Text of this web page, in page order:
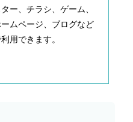
ー、チラシ、ゲーム、
ムページ、ブログなど
用できます。